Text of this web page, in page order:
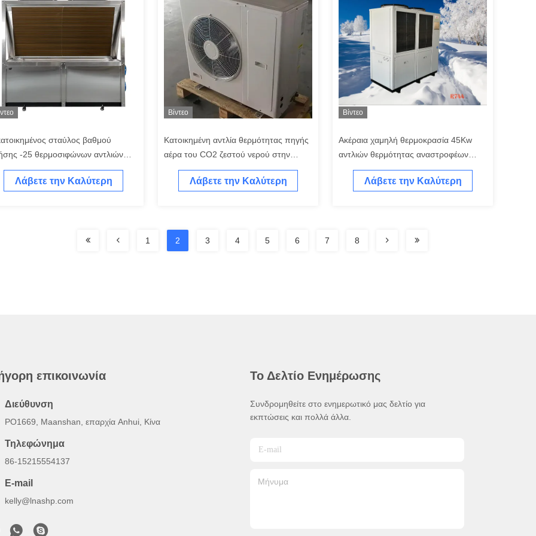
σταύλος βαθμού
-25 θερμοσιφώνων αντλιών
του CO2 KW R744
Λάβετε την Καλύτερη
Βίντεο
Κατοικημένη αντλία θερμότητας πηγής
αέρα του CO2 ζεστού νερού στην
υπαίθρια θερμοκρασία -15°C
Λάβετε την Καλύτερη
Βίντεο
Ακέραια χαμηλή θερμοκρασία 45Kw
αντλιών θερμότητας αναστροφέων
εναλλασσόμενου ρεύματος
καταρρακτών του CO2
Λάβετε την Καλύτερη
1 2 3 4 5 6 7 8
επικοινωνία
Διεύθυνση
PO1669, Maanshan, επαρχία Anhui, Κίνα
Τηλεφώνημα
86-15215554137
E-mail
kelly@lnashp.com
Το Δελτίο Ενημέρωσης
Συνδρομηθείτε στο ενημερωτικό μας δελτίο για
εκπτώσεις και πολλά άλλα.